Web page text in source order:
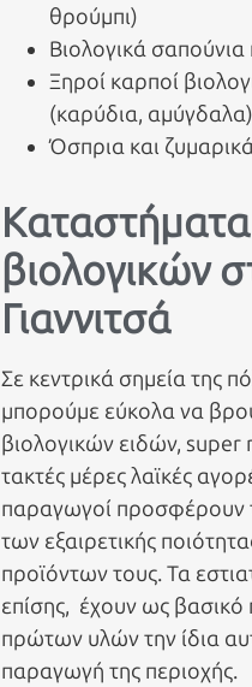
θρούμπι)
Βιολογικά σαπούνια
Ξηροί καρποί
(καρύδια, αμύγδαλα)
Όσπρια και
Καταστήματα
βιολογικών
Γιαννιτσά
Σε κεντρικά σημεία της
μπορούμε εύκολα να
βιολογικών ειδών, super
τακτές μέρες λαϊκές
παραγωγοί προσφέρουν
των εξαιρετικής
προϊόντων τους. Τα
επίσης, έχουν ως
πρώτων υλών την ίδια
παραγωγή της περιοχής.